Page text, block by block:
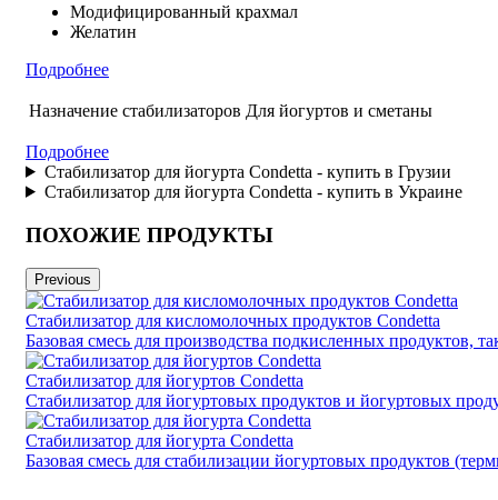
Модифицированный крахмал
Желатин
Подробнее
Назначение стабилизаторов Для йогуртов и сметаны
Подробнее
Стабилизатор для йогурта Condetta - купить в Грузии
Стабилизатор для йогурта Condetta - купить в Украине
ПОХОЖИЕ ПРОДУКТЫ
Previous
Стабилизатор для кисломолочных продуктов Condetta
Базовая смесь для производства подкисленных продуктов,
Стабилизатор для йогуртов Condetta
Стабилизатор для йогуртовых продуктов и йогуртовых
Стабилизатор для йогурта Condetta
Базовая смесь для стабилизации йогуртовых продуктов